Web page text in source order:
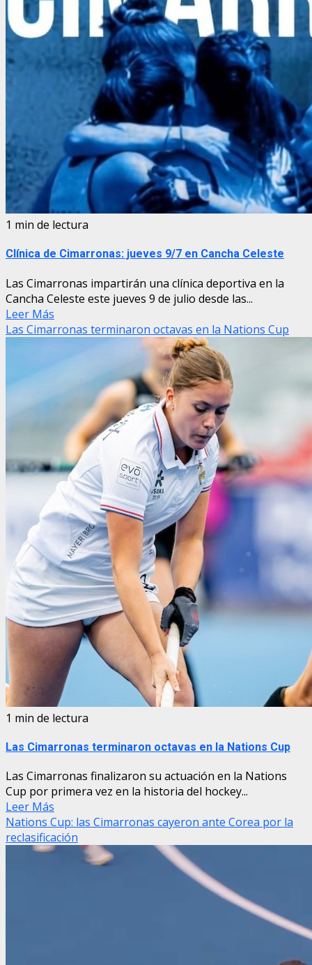
1 min de lectura
Clínica de Cimarronas: jueves 9/7 en Cancha Celeste
Las Cimarronas impartirán una clínica deportiva en la
Cancha Celeste este jueves 9 de julio desde las...
Leer Más
Las Cimarronas terminaron octavas en la Nations Cup
1 min de lectura
Las Cimarronas terminaron octavas en la Nations Cup
Las Cimarronas finalizaron su actuación en la Nations
Cup por primera vez en la historia del hockey...
Leer Más
Nations Cup: las Cimarronas cayeron ante Corea por la
reclasificación